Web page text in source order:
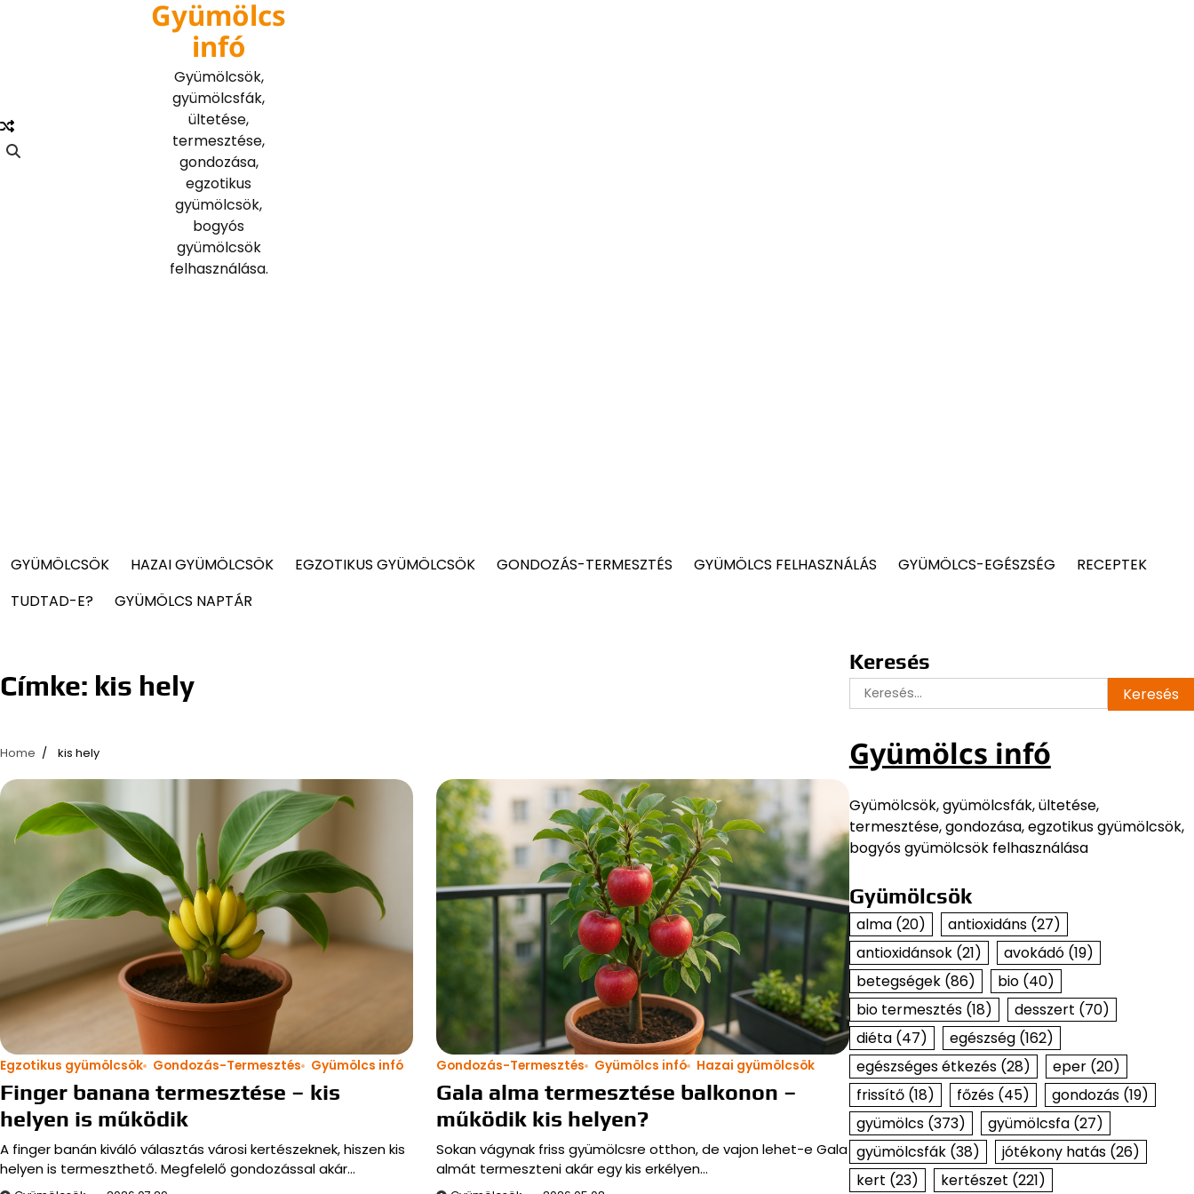
Gyümölcs
infó
Gyümölcsök,
gyümölcsfák,
ültetése,
termesztése,
gondozása,
egzotikus
gyümölcsök,
bogyós
gyümölcsök
felhasználása.
GYÜMÖLCSÖK HAZAI GYÜMÖLCSÖK EGZOTIKUS GYÜMÖLCSÖK GONDOZÁS-TERMESZTÉS GYÜMÖLCS FELHASZNÁLÁS GYÜMÖLCS-EGÉSZSÉG
RECEPTEK
TUDTAD-E?
GYÜMÖLCS NAPTÁR
Címke: kis hely
Home kis hely
Egzotikus gyümölcsök Gondozás-Termesztés Gyümölcs infó
Finger banana termesztése – kis
helyen is működik
A finger banán kiváló választás városi kertészeknek, hiszen kis
helyen is termeszthető. Megfelelő gondozással akár…
Gondozás-Termesztés Gyümölcs infó Hazai gyümölcsök
Gala alma termesztése balkonon –
működik kis helyen?
Sokan vágynak friss gyümölcsre otthon, de vajon lehet-e Gala
almát termeszteni akár egy kis erkélyen…
Keresés
Keresés:
Gyümölcs infó
Gyümölcsök, gyümölcsfák, ültetése,
termesztése, gondozása, egzotikus gyümölcsök,
bogyós gyümölcsök felhasználása
Gyümölcsök
alma(20) antioxidáns(27)
antioxidánsok(21) avokádó(19)
betegségek(86) bio(40)
bio termesztés(18) desszert (70)
diéta(47) egészség(162)
egészséges étkezés(28) eper(20)
frissítő(18) főzés(45) gondozás(19)
gyümölcs(373) gyümölcsfa(27)
gyümölcsfák(38) jótékony hatás(26)
kert (23) kertészet (221)